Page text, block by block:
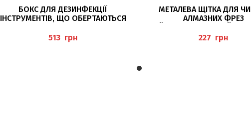
ЧИТАТИ ДАЛІ
БОКС ДЛЯ ДЕЗИНФЕКЦІЇ
ІНСТРУМЕНТІВ, ЩО ОБЕРТАЮТЬСЯ
грн
ДОДАТИ В КОШИК
МЕТАЛЕВА ЩІТКА ДЛЯ
АЛМАЗНИХ ФРЕЗ
грн